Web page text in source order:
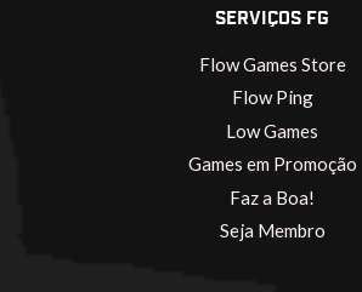
SERVIÇOS FG
Flow Games Store
Flow Ping
Low Games
Games em Promoção
Faz a Boa!
Seja Membro